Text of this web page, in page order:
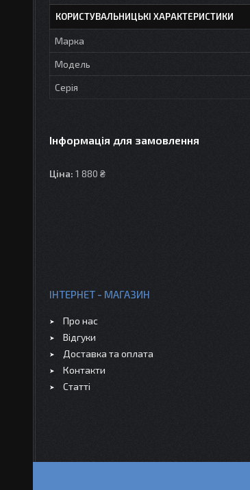
КОРИСТУВАЛЬНИЦЬКІ ХАРАКТЕРИСТИКИ
Марка
Модель
Серія
Інформація для замовлення
Ціна: 1 880 ₴
ІНТЕРНЕТ - МАГАЗИН
Про нас
Відгуки
Доставка та оплата
Контакти
Статті